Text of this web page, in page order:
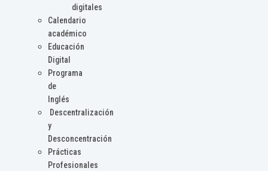
digitales
Calendario
académico
Educación
Digital
Programa
de
Inglés
Descentralización
y
Desconcentración
Prácticas
Profesionales